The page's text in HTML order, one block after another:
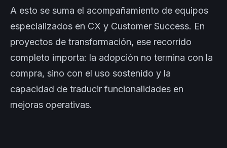
A esto se suma el acompañamiento de equipos
especializados en CX y Customer Success. En
proyectos de transformación, ese recorrido
completo importa: la adopción no termina con la
compra, sino con el uso sostenido y la
capacidad de traducir funcionalidades en
mejoras operativas.